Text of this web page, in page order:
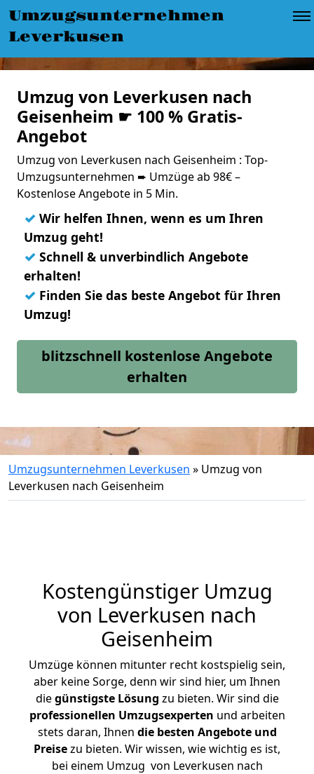
Umzugsunternehmen
Leverkusen
Umzug von Leverkusen nach
Geisenheim ☛ 100 % Gratis-
Angebot
Umzug von Leverkusen nach Geisenheim : Top-
Umzugsunternehmen ➨ Umzüge ab 98€ –
Kostenlose Angebote in 5 Min.
✓ Wir helfen Ihnen, wenn es um Ihren
Umzug geht!
✓ Schnell & unverbindlich Angebote
erhalten!
✓ Finden Sie das beste Angebot für Ihren
Umzug!
blitzschnell kostenlose Angebote
erhalten
Umzugsunternehmen Leverkusen » Umzug von
Leverkusen nach Geisenheim
Kostengünstiger Umzug
von Leverkusen nach
Geisenheim
Umzüge können mitunter recht kostspielig sein,
aber keine Sorge, denn wir sind hier, um Ihnen
diegünstigste Lösung zu bieten. Wir sind die
professionellen Umzugsexperten und arbeiten
stets daran, Ihnen die besten Angebote und
Preisezu bieten. Wir wissen, wie wichtig es ist,
bei einem Umzug von Leverkusen nach